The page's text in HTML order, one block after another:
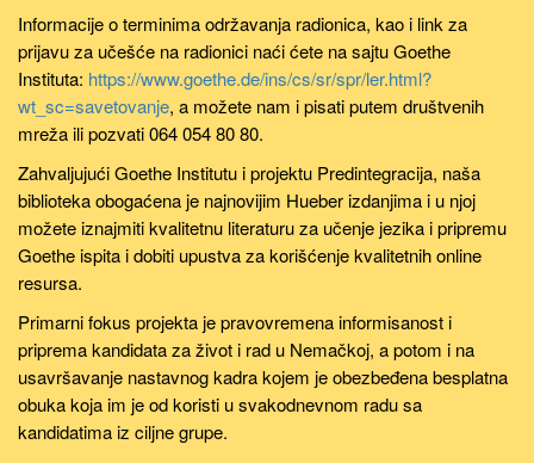
Informacije o terminima održavanja radionica, kao i link za
prijavu za učešće na radionici naći ćete na sajtu Goethe
Instituta: https://www.goethe.de/ins/cs/sr/spr/ler.html?
wt_sc=savetovanje, a možete nam i pisati putem društvenih
mreža ili pozvati 064 054 80 80.
Zahvaljujući Goethe Institutu i projektu Predintegracija, naša
biblioteka obogaćena je najnovijim Hueber izdanjima i u njoj
možete iznajmiti kvalitetnu literaturu za učenje jezika i pripremu
Goethe ispita i dobiti upustva za korišćenje kvalitetnih online
resursa.
Primarni fokus projekta je pravovremena informisanost i
priprema kandidata za život i rad u Nemačkoj, a potom i na
usavršavanje nastavnog kadra kojem je obezbeđena besplatna
obuka koja im je od koristi u svakodnevnom radu sa
kandidatima iz ciljne grupe.